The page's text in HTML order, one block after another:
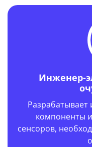
Год
Инженер-
Разрабатывает
компоненты
сенсоров,